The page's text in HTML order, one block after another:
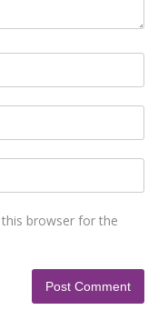
browser for the